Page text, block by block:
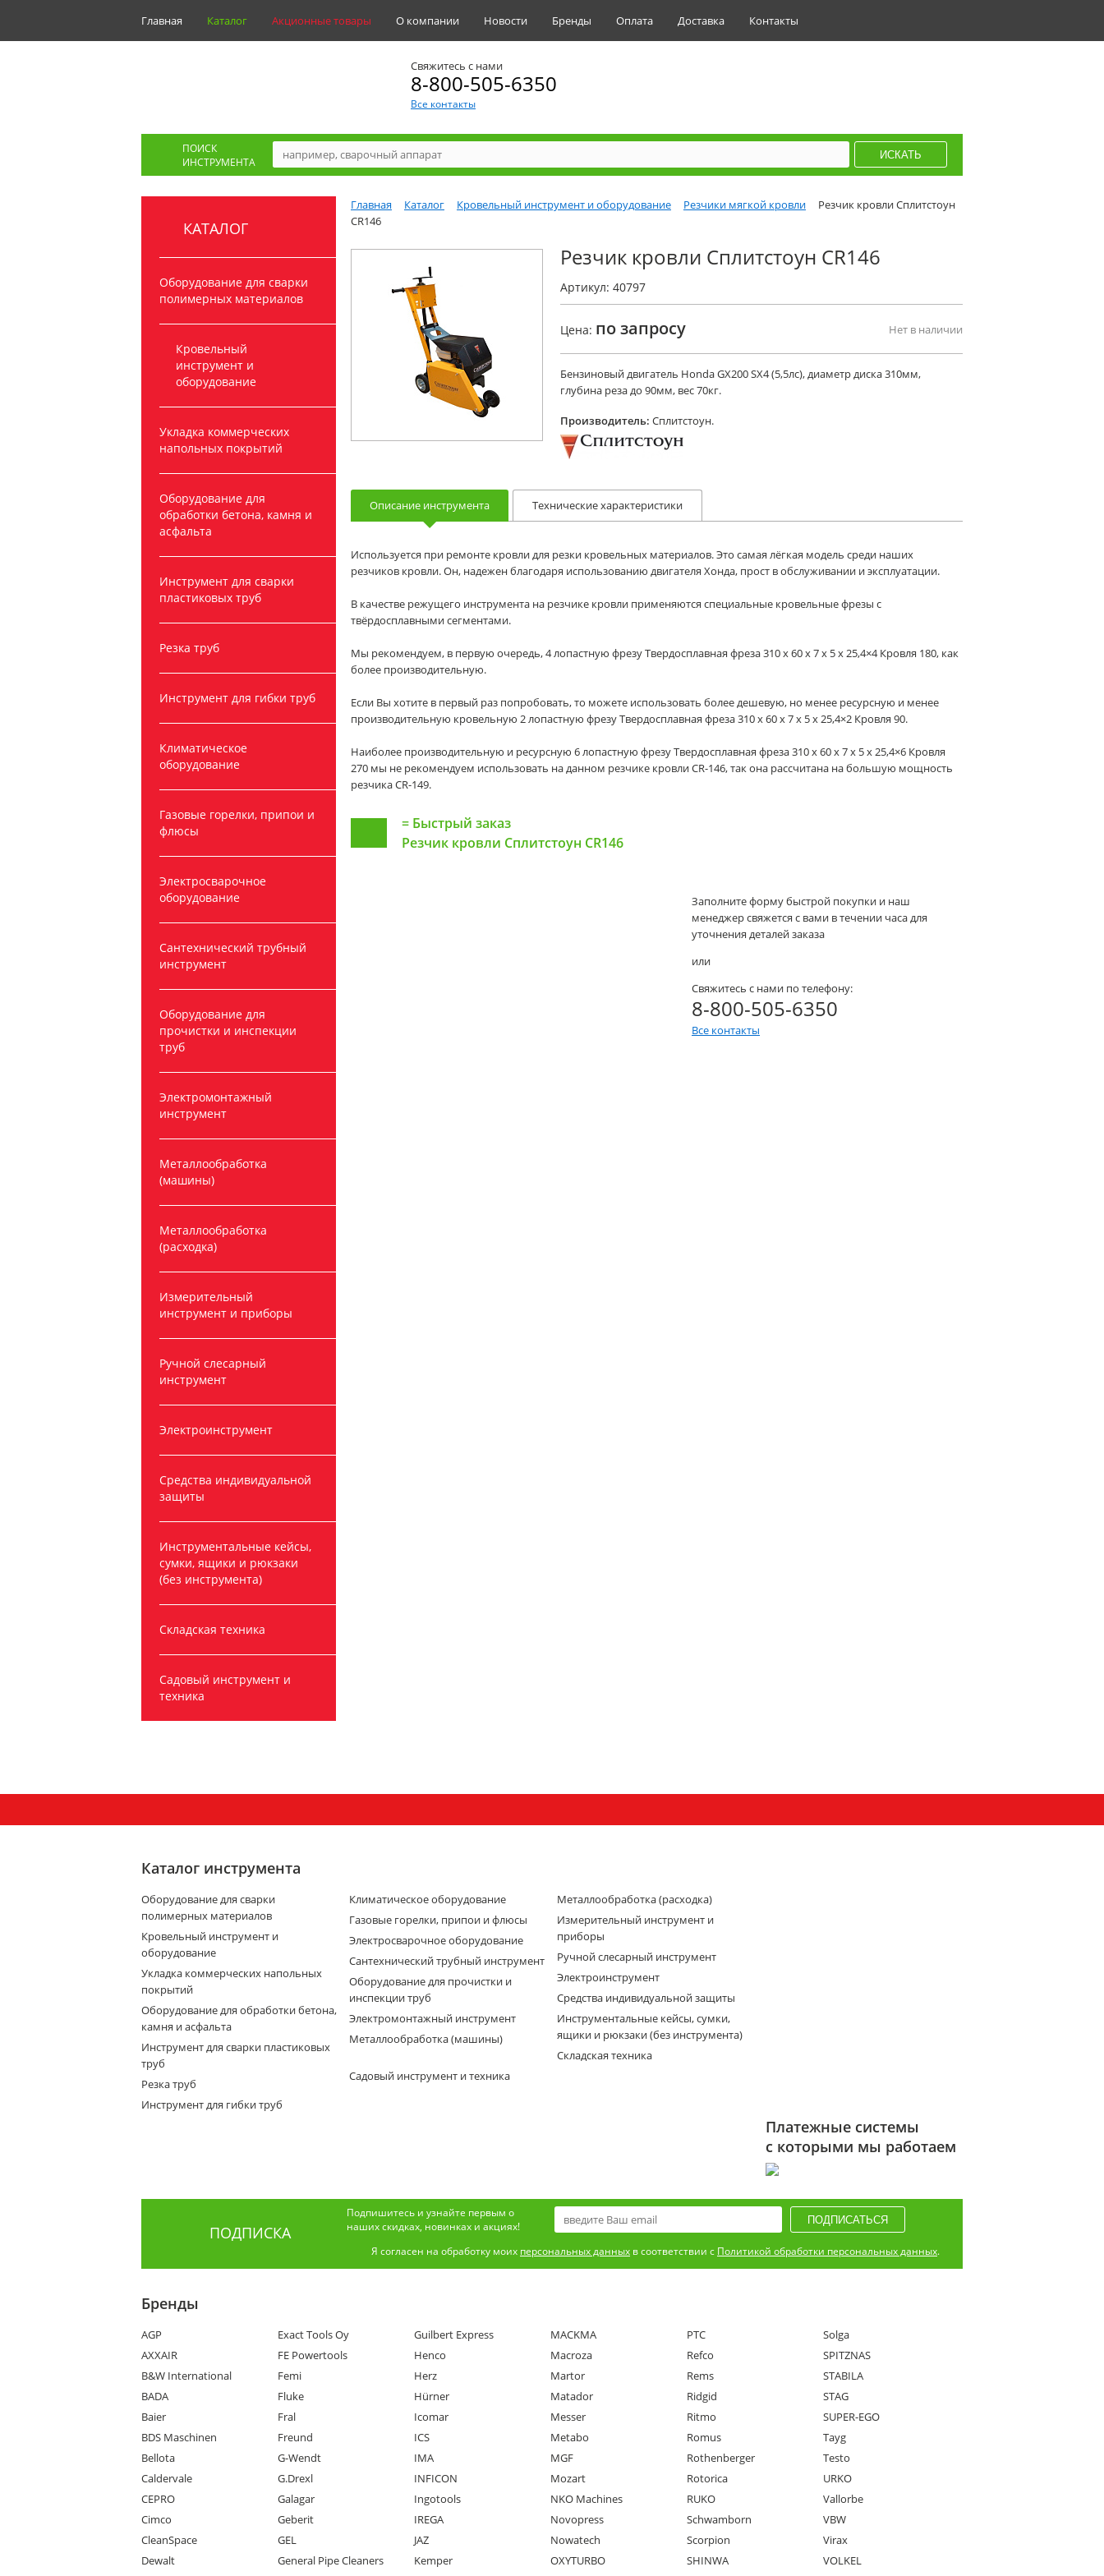
Главная Каталог Акционные товары О компании Новости Бренды Оплата Доставка Контакты
Свяжитесь с нами
8-800-505-6350
Все контакты
ПОИСК
ИНСТРУМЕНТА
КАТАЛОГ
Оборудование для сварки
полимерных материалов
Кровельный
инструмент и
оборудование
Укладка коммерческих
напольных покрытий
Оборудование для
обработки бетона, камня и
асфальта
Инструмент для сварки
пластиковых труб
Резка труб
Инструмент для гибки труб
Климатическое
оборудование
Газовые горелки, припои и
флюсы
Электросварочное
оборудование
Сантехнический трубный
инструмент
Оборудование для
прочистки и инспекции
труб
Электромонтажный
инструмент
Металлообработка
(машины)
Металлообработка
(расходка)
Измерительный
инструмент и приборы
Ручной слесарный
инструмент
Электроинструмент
Средства индивидуальной
защиты
Инструментальные кейсы,
сумки, ящики и рюкзаки
(без инструмента)
Складская техника
Садовый инструмент и
техника
Главная Каталог Кровельный инструмент и оборудование Резчики мягкой кровли
Резчик кровли Сплитстоун
CR146
Резчик кровли Сплитстоун CR146
Артикул: 40797
Цена: по запросу Нет в наличии
Бензиновый двигатель Honda GX200 SX4 (5,5лс), диаметр диска 310мм,
глубина реза до 90мм, вес 70кг.
Производитель: Сплитстоун.
Описание инструмента Технические характеристики
Используется при ремонте кровли для резки кровельных материалов. Это самая лёгкая модель среди наших
резчиков кровли. Он, надежен благодаря использованию двигателя Хонда, прост в обслуживании и эксплуатации.
В качестве режущего инструмента на резчике кровли применяются специальные кровельные фрезы с
твёрдосплавными сегментами.
Мы рекомендуем, в первую очередь, 4 лопастную фрезу Твердосплавная фреза 310 x 60 x 7 x 5 x 25,4×4 Кровля 180, как
более производительную.
Если Вы хотите в первый раз попробовать, то можете использовать более дешевую, но менее ресурсную и менее
производительную кровельную 2 лопастную фрезу Твердосплавная фреза 310 x 60 x 7 x 5 x 25,4×2 Кровля 90.
Наиболее производительную и ресурсную 6 лопастную фрезу Твердосплавная фреза 310 x 60 x 7 x 5 x 25,4×6 Кровля
270 мы не рекомендуем использовать на данном резчике кровли CR-146, так она рассчитана на большую мощность
резчика CR-149.
= Быстрый заказ
Резчик кровли Сплитстоун CR146
Заполните форму быстрой покупки и наш
менеджер свяжется с вами в течении часа для
уточнения деталей заказа
или
Свяжитесь с нами по телефону:
8-800-505-6350
Все контакты
Каталог инструмента
Оборудование для сварки
полимерных материалов
Кровельный инструмент и
оборудование
Укладка коммерческих напольных
покрытий
Оборудование для обработки бетона,
камня и асфальта
Инструмент для сварки пластиковых
труб
Резка труб
Инструмент для гибки труб
Климатическое оборудование
Газовые горелки, припои и флюсы
Электросварочное оборудование
Сантехнический трубный инструмент
Оборудование для прочистки и
инспекции труб
Электромонтажный инструмент
Металлообработка (машины)
Металлообработка (расходка)
Измерительный инструмент и
приборы
Ручной слесарный инструмент
Электроинструмент
Средства индивидуальной защиты
Инструментальные кейсы, сумки,
ящики и рюкзаки (без инструмента)
Складская техника
Садовый инструмент и техника
Платежные системы
с которыми мы работаем
ПОДПИСКА
Подпишитесь и узнайте первым о
наших скидках, новинках и акциях!
Я согласен на обработку моих персональных данных в соответствии с Политикой обработки персональных данных.
Бренды
AGP
AXXAIR
B&W International
BADA
Baier
BDS Maschinen
Bellota
Caldervale
CEPRO
Cimco
CleanSpace
Dewalt
Exact Tools Oy
FE Powertools
Femi
Fluke
Fral
Freund
G-Wendt
G.Drexl
Galagar
Geberit
GEL
General Pipe Cleaners
Guilbert Express
Henco
Herz
Hürner
Icomar
ICS
IMA
INFICON
Ingotools
IREGA
JAZ
Kemper
MACKMA
Macroza
Martor
Matador
Messer
Metabo
MGF
Mozart
NKO Machines
Novopress
Nowatech
OXYTURBO
PTC
Refco
Rems
Ridgid
Ritmo
Romus
Rothenberger
Rotorica
RUKO
Schwamborn
Scorpion
SHINWA
Solga
SPITZNAS
STABILA
STAG
SUPER-EGO
Tayg
Testo
URKO
Vallorbe
VBW
Virax
VOLKEL